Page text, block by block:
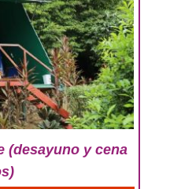
(desayuno y cena